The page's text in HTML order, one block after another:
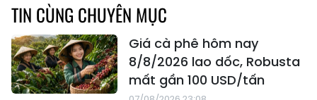
TIN CÙNG CHUYÊN MỤC
Giá cà phê hôm nay
8/8/2026 lao dốc, Robusta
mất gần 100 USD/tấn